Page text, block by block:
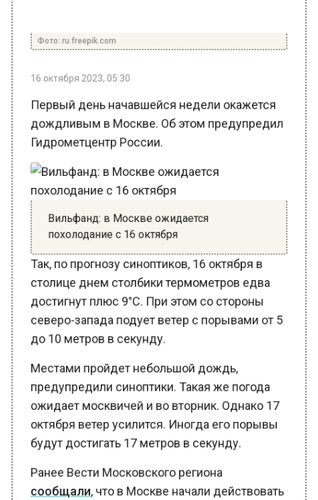
дождливым в Москве. Об этом предупредил
Гидрометцентр России.
Вильфанд: в Москве ожидается
похолодание с 16 октября
Так, по прогнозу синоптиков, 16 октября в
столице днем столбики термометров едва
достигнут плюс 9°С. При этом со стороны
северо-запада подует ветер с порывами от 5
до 10 метров в секунду.
Местами пройдет небольшой дождь,
предупредили синоптики. Такая же погода
ожидает москвичей и во вторник. Однако 17
октября ветер усилится. Иногда его порывы
будут достигать 17 метров в секунду.
Ранее Вести Московского региона